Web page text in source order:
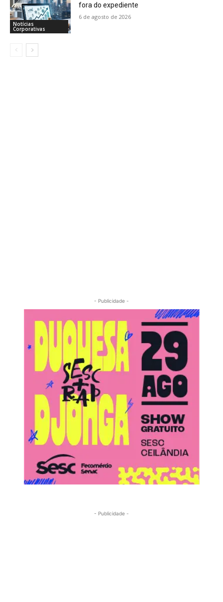
Notícias
Corporativas
fora do expediente
6 de agosto de 2026
- Publicidade -
- Publicidade -